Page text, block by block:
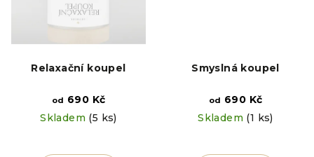
Relaxační koupel
od 690 Kč
Skladem (5 ks)
Smyslná koupel
od 690 Kč
Skladem (1 ks)